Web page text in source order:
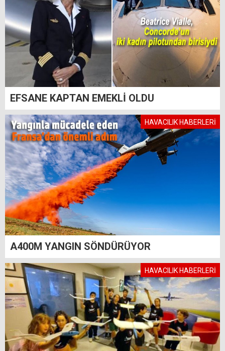
EFSANE KAPTAN EMEKLİ OLDU
HAVACILIK HABERLERİ
A400M YANGIN SÖNDÜRÜYOR
HAVACILIK HABERLERİ